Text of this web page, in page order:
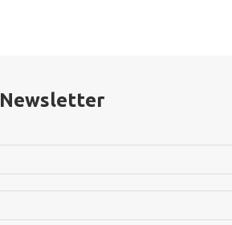
Newsletter